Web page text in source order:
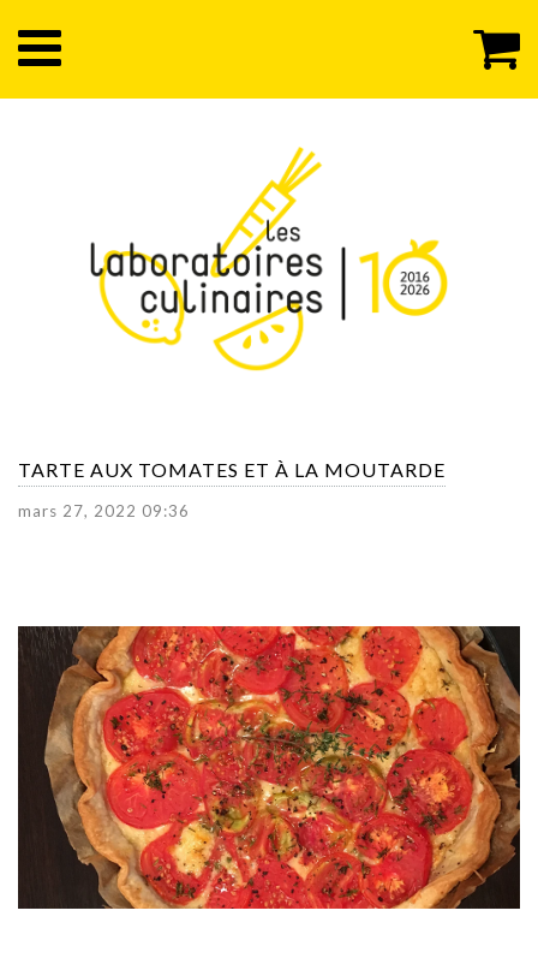
TARTE AUX TOMATES ET À LA MOUTARDE
mars 27, 2022 09:36